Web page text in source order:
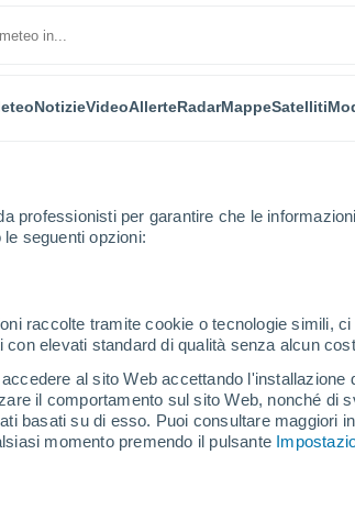
professionisti per garantire che le
seguenti opzioni:
raccolte tramite cookie o tecnologie simili,
elevati standard di qualità senza alcun
al sito Web accettando l'installazione
il comportamento sul sito Web, nonché di
basati su di esso. Puoi consultare maggiori
momento premendo il pulsante
NotizieVideoAllerteRadarMappeSatelliti